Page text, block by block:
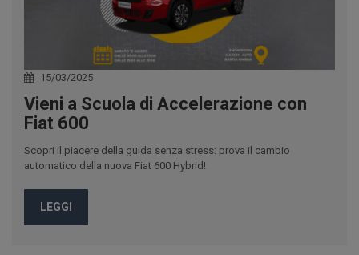
15/03/2025
Vieni a Scuola di Accelerazione con
Fiat 600
Scopri il piacere della guida senza stress: prova il cambio
automatico della nuova Fiat 600 Hybrid!
LEGGI